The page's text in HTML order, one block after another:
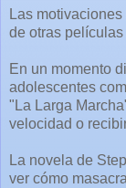
Las
de otras
En un momento
adolescentes
"La Larga
velocidad o
La novela de
ver cómo